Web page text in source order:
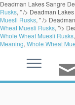
Deadman Lakes Sangre
Rusks, " /> Deadman
Muesli Rusks, " />
Wheat Muesli Rusks, "/>
Whole Wheat Muesli Rusks
Meaning, Whole Wheat